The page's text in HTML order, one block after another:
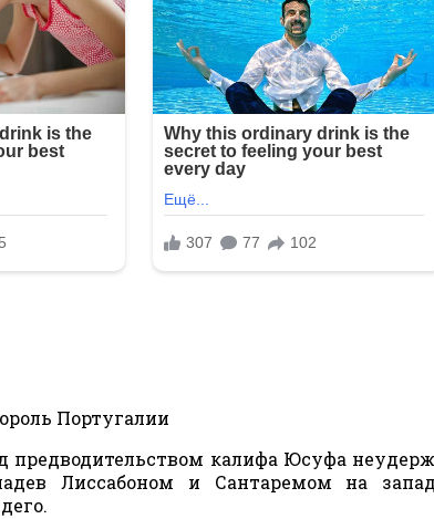
Португалии
предводительством калифа Юсуфа
Лиссабоном и Сантаремом на